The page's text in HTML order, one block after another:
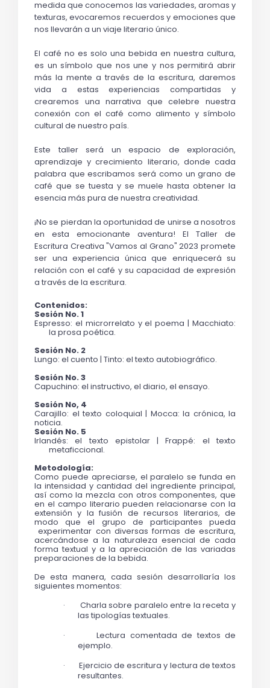
medida que conocemos las variedades, aromas y
texturas, evocaremos recuerdos y emociones que
nos llevarán a un viaje literario único.
El café no es solo una bebida en nuestra cultura,
es un símbolo que nos une y nos permitirá abrir
más la mente a través de la escritura, daremos
vida a estas experiencias compartidas y
crearemos una narrativa que celebre nuestra
conexión con el café como alimento y símbolo
cultural de nuestro país.
Este taller será un espacio de exploración,
aprendizaje y crecimiento literario, donde cada
palabra que escribamos será como un grano de
café que se tuesta y se muele hasta obtener la
esencia más pura de nuestra creatividad.
¡No se pierdan la oportunidad de unirse a nosotros
en esta emocionante aventura! El Taller de
Escritura Creativa "Vamos al Grano" 2023 promete
ser una experiencia única que enriquecerá su
relación con el café y su capacidad de expresión
a través de la escritura.
Contenidos:
Sesión No. 1
Espresso: el microrrelato y el poema | Macchiato:
la prosa poética.
Sesión No. 2
Lungo: el cuento | Tinto: el texto autobiográfico.
Sesión No. 3
Capuchino: el instructivo, el diario, el ensayo.
Sesión No, 4
Carajillo: el texto coloquial | Mocca: la crónica, la
noticia.
Sesión No. 5
Irlandés: el texto epistolar | Frappé: el texto
metaficcional.
Metodología:
Como puede apreciarse, el paralelo se funda en
la intensidad y cantidad del ingrediente principal,
así como la mezcla con otros componentes, que
en el campo literario pueden relacionarse con la
extensión y la fusión de recursos literarios, de
modo que el grupo de participantes pueda
experimentar con diversas formas de escritura,
acercándose a la naturaleza esencial de cada
forma textual y a la apreciación de las variadas
preparaciones de la bebida.
De esta manera, cada sesión desarrollaría los
siguientes momentos:
·
Charla sobre paralelo entre la receta y
las tipologías textuales.
·
Lectura comentada de textos de
ejemplo.
·
Ejercicio de escritura y lectura de textos
resultantes.